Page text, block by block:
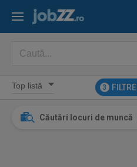
3 FILTRE
Căutări locuri de muncă